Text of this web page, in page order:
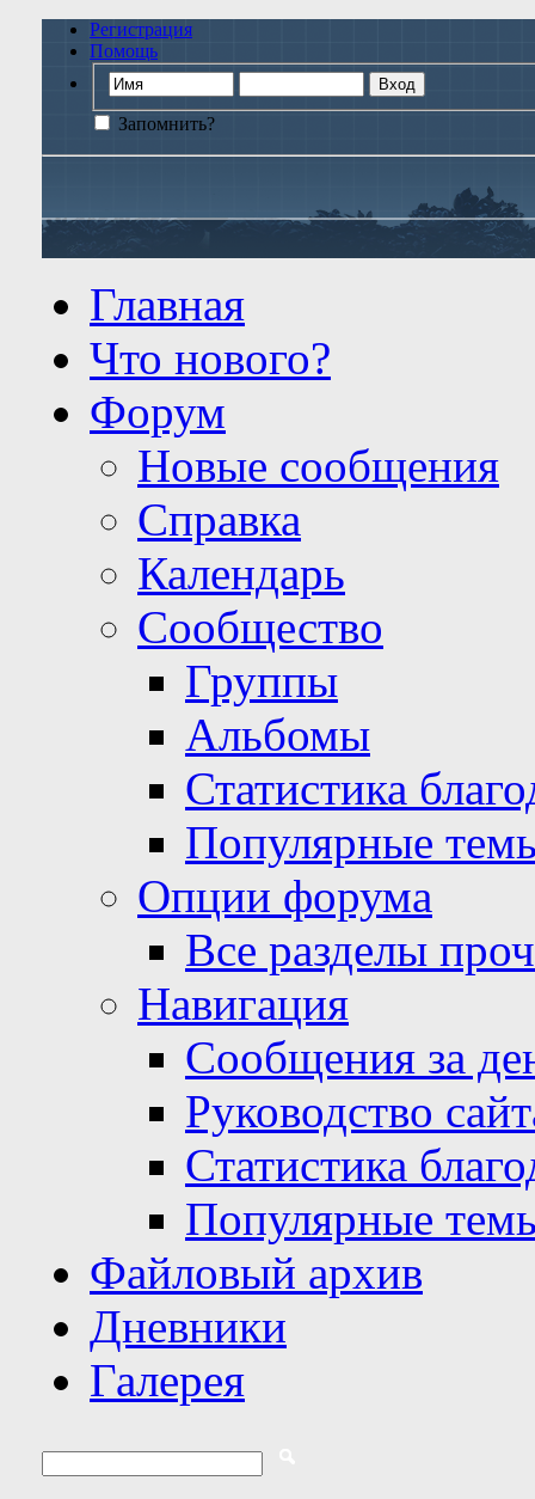
Регистрация
Помощь
Запомнить?
Главная
Что нового?
Форум
Новые сообщения
Справка
Календарь
Сообщество
Группы
Альбомы
Статистика
Популярные
Опции форума
Все разделы
Навигация
Сообщения за
Руководство
Статистика
Популярные
Файловый архив
Дневники
Галерея